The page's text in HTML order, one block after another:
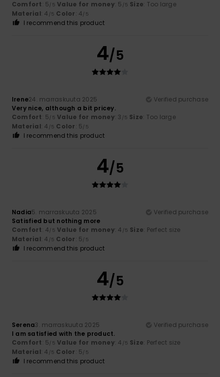
Comfort: 5/5 Value for money: 5 /5 Size: Too large
Material: 4 /5 Color: 4/5
I recommend this product
4/5
Irene24. marraskuuta 2025
Verified purchase
Very nice, although a bit pricey.
Comfort: 5/5 Value for money: 3 /5 Size: Too large
Material: 4 /5 Color: 5/5
I recommend this product
4/5
Nadia5. marraskuuta 2025
Verified purchase
Satisfied but nothing more
Comfort: 4/5 Value for money: 4 /5 Size: Perfect size
Material: 4 /5 Color: 5/5
I recommend this product
4/5
Serena3. marraskuuta 2025
Verified purchase
I am satisfied with the product.
Comfort: 5/5 Value for money: 4 /5 Size: Perfect size
Material: 4 /5 Color: 5/5
I recommend this product